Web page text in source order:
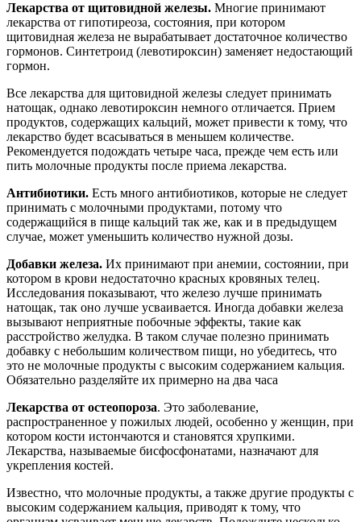
Лекарства от щитовидной железы. Многие принимают
лекарства от гипотиреоза, состояния, при котором
щитовидная железа не вырабатывает достаточное количество
гормонов. Синтетроид (левотироксин) заменяет недостающий
гормон.
Все лекарства для щитовидной железы следует принимать
натощак, однако левотироксин немного отличается. Прием
продуктов, содержащих кальций, может привести к тому, что
лекарство будет всасываться в меньшем количестве.
Рекомендуется подождать четыре часа, прежде чем есть или
пить молочные продукты после приема лекарства.
Антибиотики. Есть много антибиотиков, которые не следует
принимать с молочными продуктами, потому что
содержащийся в пище кальций так же, как и в предыдущем
случае, может уменьшить количество нужной дозы.
Добавки железа. Их принимают при анемии, состоянии, при
котором в крови недостаточно красных кровяных телец.
Исследования показывают, что железо лучше принимать
натощак, так оно лучше усваивается. Иногда добавки железа
вызывают неприятные побочные эффекты, такие как
расстройство желудка. В таком случае полезно принимать
добавку с небольшим количеством пищи, но убедитесь, что
это не молочные продукты с высоким содержанием кальция.
Обязательно разделяйте их примерно на два часа
Лекарства от остеопороза. Это заболевание,
распространенное у пожилых людей, особенно у женщин, при
котором кости истончаются и становятся хрупкими.
Лекарства, называемые бисфосфонатами, назначают для
укрепления костей.
Известно, что молочные продукты, а также другие продукты с
высоким содержанием кальция, приводят к тому, что